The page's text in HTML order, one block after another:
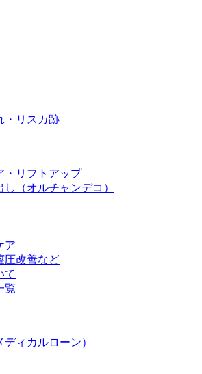
・リスカ跡
・リフトアップ
（オルチャンデコ）
ア
圧改善など
て
覧
ィカルローン）